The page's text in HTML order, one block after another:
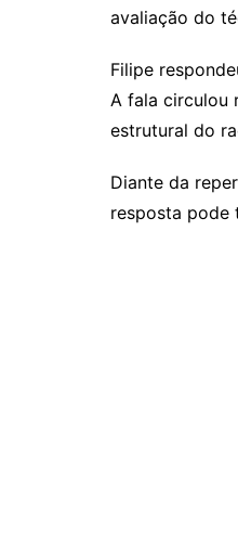
avaliação do
Filipe
A fala circulou
estrutural do
Diante da
resposta pode